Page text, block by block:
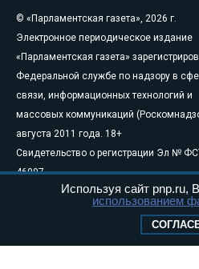
© «Парламентская газета», 2026 г.
Электронное периодическое издание
«Парламентская газета»
Федеральной службе по надзору в
связи, информационных технологий и
массовых коммуникаций
августа 2011 года. 18+
Свидетельство о регистрации Эл №
46097
Учредитель — АНО «Парламентская
Исполняющий обязанности главного
Тел.: +7 (495) 637–69–79 E-mail:
Используя сайт pnp.ru,
использованием